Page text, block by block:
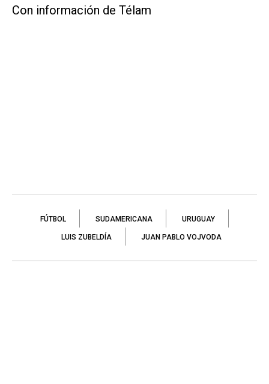
Con información de Télam
FÚTBOL SUDAMERICANA URUGUAY
LUIS ZUBELDÍA JUAN PABLO VOJVODA